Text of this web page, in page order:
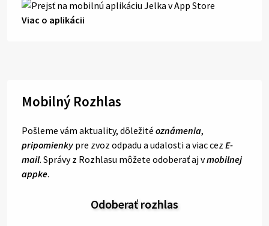
Viac o aplikácii
Mobilný Rozhlas
Pošleme vám aktuality, dôležité oznámenia,
pripomienky pre zvoz odpadu a udalosti a viac cez E-
mail. Správy z Rozhlasu môžete odoberať aj vmobilnej
appke.
Odoberať rozhlas